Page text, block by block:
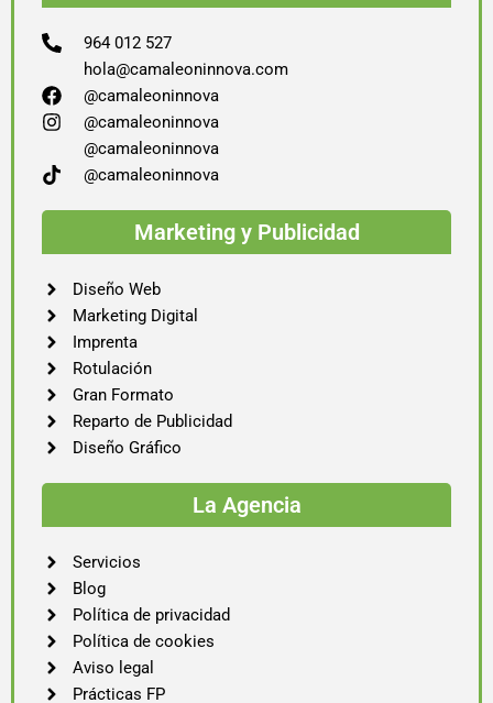
964 012 527
hola@camaleoninnova.com
@camaleoninnova
@camaleoninnova
@camaleoninnova
@camaleoninnova
Marketing y Publicidad
Diseño Web
Marketing Digital
Imprenta
Rotulación
Gran Formato
Reparto de Publicidad
Diseño Gráfico
La Agencia
Servicios
Blog
Política de privacidad
Política de cookies
Aviso legal
Prácticas FP